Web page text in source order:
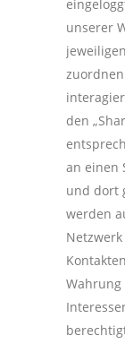
unserer
den
an einen
und dort
werden